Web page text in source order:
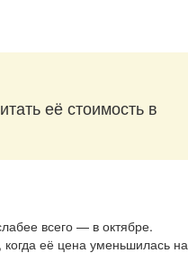
её стоимость в
всего — в октябре.
её цена уменьшилась на